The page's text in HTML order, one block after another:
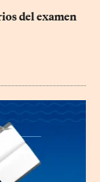
del examen